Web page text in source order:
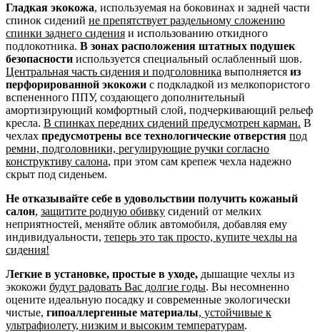
Гладкая экокожа, используемая на боковинах и задней части
спинок сидений не препятствует раздельному сложению
спинки заднего сидения и использованию откидного
подлокотника. В зонах расположения штатных подушек
безопасности используется специальный ослабленный шов.
Центральная часть сидения и подголовника выполняется из
перфорированной экокожи с подкладкой из мелкопористого
вспененного ППУ, создающего дополнительный
амортизирующий комфортный слой, подчеркивающий рельеф
кресла. В спинках передних сидений предусмотрен карман. В
чехлах предусмотрены все технологические отверстия под
ремни, подголовники, регулирующие ручки согласно
конструктиву салона, при этом сам крепеж чехла надежно
скрыт под сиденьем.
Не отказывайте себе в удовольствии получить кожаный
салон, защитите родную обивку сидений от мелких
неприятностей, меняйте облик автомобиля, добавляя ему
индивидуальности, теперь это так просто, купите чехлы на
сидения!
Легкие в установке, простые в уходе, дышащие чехлы из
экокожи будут радовать Вас долгие годы. Вы несомненно
оцените идеальную посадку и современные экологически
чистые, гипоаллергенные материалы, устойчивые к
ультрафиолету, низким и высоким температурам.